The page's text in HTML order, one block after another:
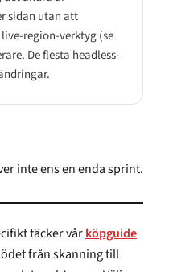
sidan utan att
region-verktyg (se
De flesta headless-
inte ens en enda sprint.
täcker vårköpguide
från skanning till